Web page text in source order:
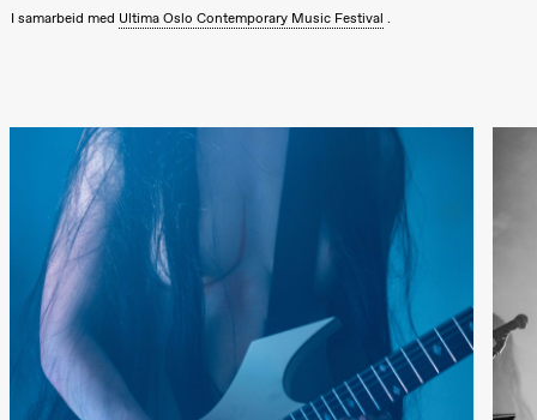
teater)
Kjersti Alm
Eriksen
Hi sida
Store scene
(Black Box
teater)
Fredag 25. september
19.00
Rosalind
Goldberg
Ornate
Saturation
(Black Box
I samarbeid med Ultima Oslo Contemporary Music Festival .